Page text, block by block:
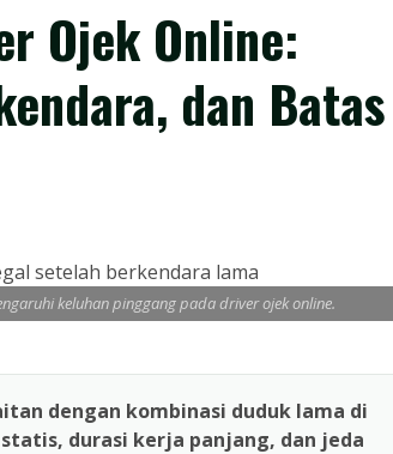
Ojek Online:
dan Batas
keluhan pinggang pada driver ojek online.
dengan kombinasi duduk lama di
durasi kerja panjang, dan jeda